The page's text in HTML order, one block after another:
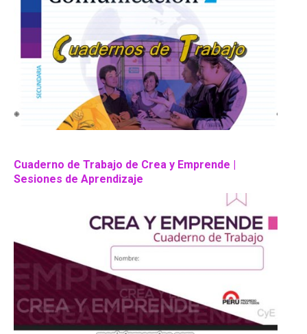
Cuaderno de Trabajo de Crea y Emprende |
Sesiones de Aprendizaje